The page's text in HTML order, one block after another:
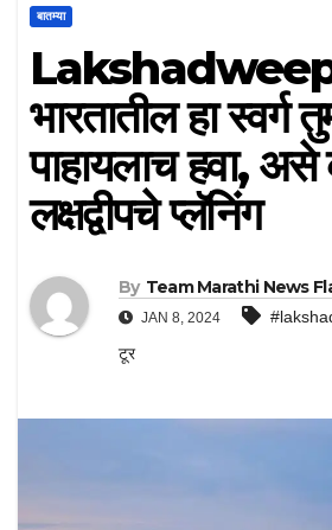
बातम्या
भारतातील हा स्वर्ग
पाहायलाच हवा, असे
लक्षद्वीपचे प्लॅनिंग
By Team Marathi News
JAN 8, 2024
टूर